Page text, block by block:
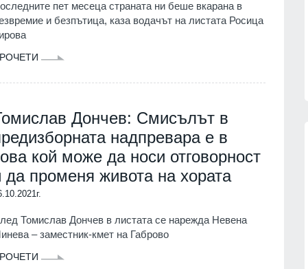
пет месеца страната ни беше вкарана в
и безпътица, каза водачът на листата Росица
Дончев: Смисълът в
надпревара е в
кой може да носи отговорност
да променя живота на хората
Томислав Дончев в листата се нарежда Невена
– заместник-кмет на Габрово
фактите,
06.08.2026г.
партньорите си за "ужасяващите
жертви" при атаката срещу Киев.
на
"Зелени
днес в
13
Русия е понесла рекордни загуби на
Русия и Украйна 01.08.2026г.